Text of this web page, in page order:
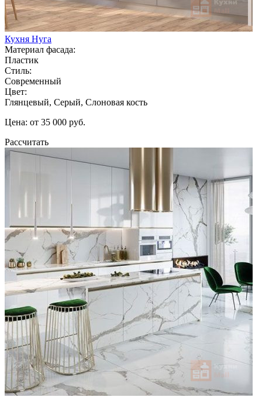
Кухня Нуга
Материал фасада:
Пластик
Стиль:
Современный
Цвет:
Глянцевый, Серый, Слоновая кость
Цена: от 35 000 руб.
Рассчитать